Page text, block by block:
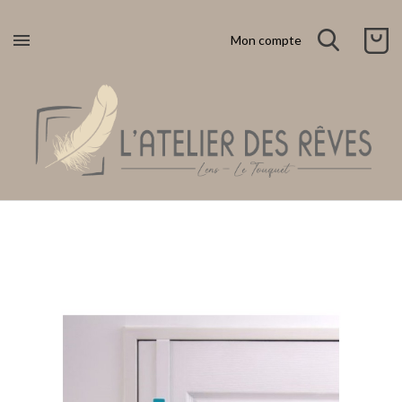
 Mon compte